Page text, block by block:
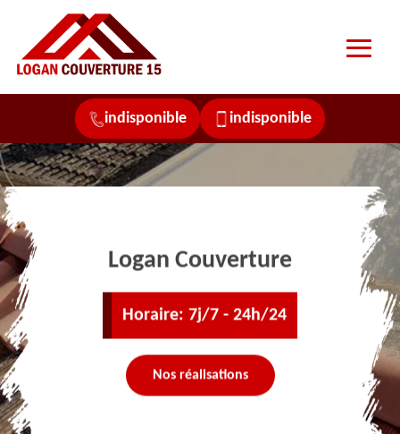
indisponible indisponible
Logan Couverture
Horaire: 7j/7 - 24h/24
Nos réalisations